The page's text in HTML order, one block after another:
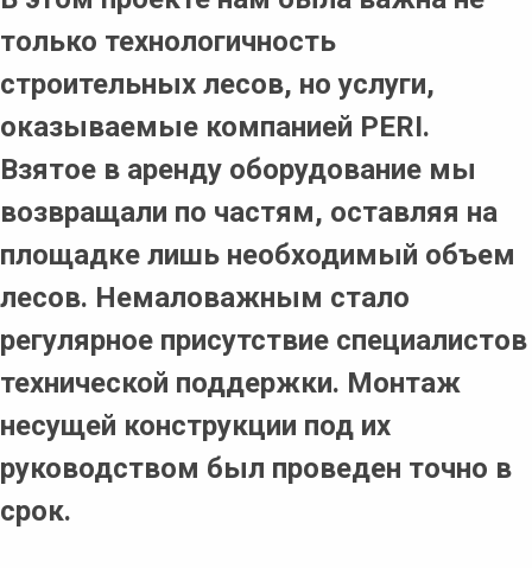
только технологичность
строительных лесов, но услуги,
оказываемые компанией PERI.
Взятое в аренду оборудование мы
возвращали по частям, оставляя на
площадке лишь необходимый объем
лесов. Немаловажным стало
регулярное присутствие специалистов
технической поддержки. Монтаж
несущей конструкции под их
руководством был проведен точно в
срок.